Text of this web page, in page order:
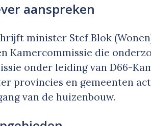
aanspreken
minister Stef Blok
Kamercommissie die
onder leiding van D66-
provincies en gemeenten
van de huizenbouw.